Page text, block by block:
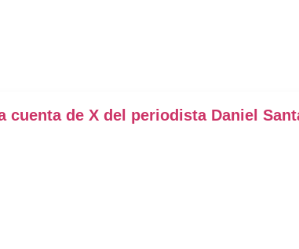
de X del periodista Daniel